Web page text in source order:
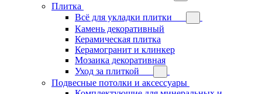
Плитка
Всё для укладки плитки
Камень декоративный
Керамическая плитка
Керамогранит и клинкер
Мозаика декоративная
Уход за плиткой
Подвесные потолки и аксессуары